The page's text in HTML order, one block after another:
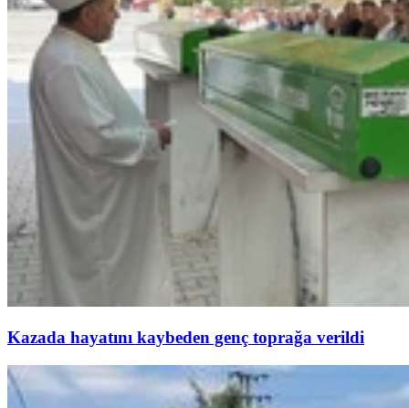
Kazada hayatını kaybeden genç toprağa verildi